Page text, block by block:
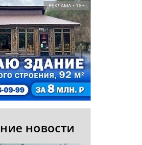
РЕКЛАМА • 18+
новости